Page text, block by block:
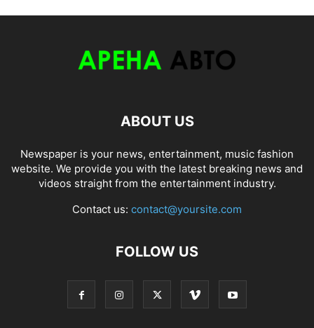
ABOUT US
Newspaper is your news, entertainment, music fashion
website. We provide you with the latest breaking news and
videos straight from the entertainment industry.
Contact us: contact@yoursite.com
FOLLOW US